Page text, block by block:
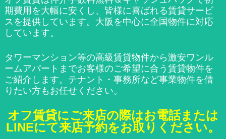
期費用を大幅に安くし、皆様に喜ばれる賃貸サービ
スを提供しています。大阪を中心に全国物件に対応
しています。
タワーマンション等の高級賃貸物件から激安ワンル
ームアパートまでお客様のご希望に合う賃貸物件を
ご紹介します。テナント・事務所など事業物件を借
りたい方もお任せください。
オフ賃貸にご来店の際はお電話または
LINEにて来店予約をお取りください。